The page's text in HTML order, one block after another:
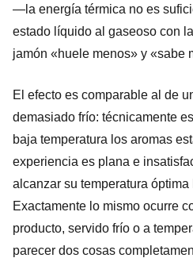
—la energía térmica no es
estado líquido al gaseoso con
jamón «huele menos» y «sabe
El efecto es comparable al de
demasiado frío: técnicamente
baja temperatura los aromas
experiencia es plana e
alcanzar su temperatura óptima
Exactamente lo mismo ocurre
producto, servido frío o a
parecer dos cosas